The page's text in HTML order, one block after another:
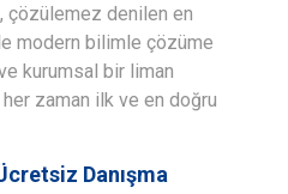
çözülemez denilen en
modern bilimle çözüme
kurumsal bir liman
her zaman ilk ve en doğru
Danışma